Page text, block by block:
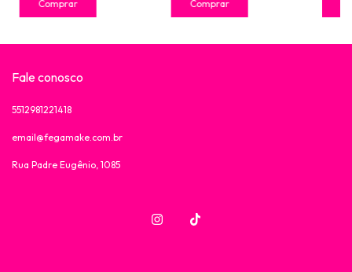
Fale conosco
5512981221418
email@fegamake.com.br
Rua Padre Eugênio, 1085